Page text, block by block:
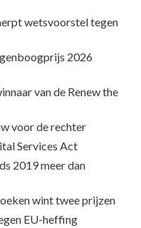
wetsvoorstel tegen
2026
van de Renew the
voor de rechter
Services Act
2019 meer dan
wint twee prijzen
EU-heffing